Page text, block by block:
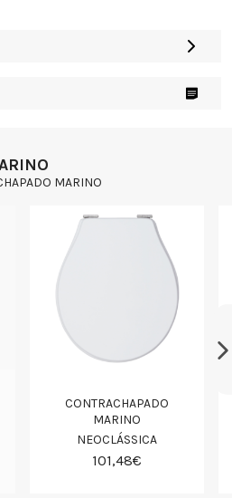
MARINO
CONTRACHAPADO
MARINO
NEOCLÁSSICA
101,48€